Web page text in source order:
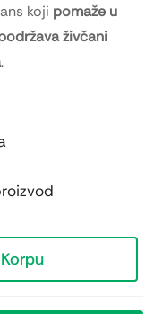
koji pomaže u
živčani
.